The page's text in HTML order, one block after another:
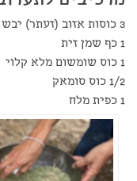
3 כוסות אזוב (זעתר) יבש
1 כף שמן זית
1 כוס שומשום מלא קלוי
1/2 כוס סומאק
1 כפית מלח